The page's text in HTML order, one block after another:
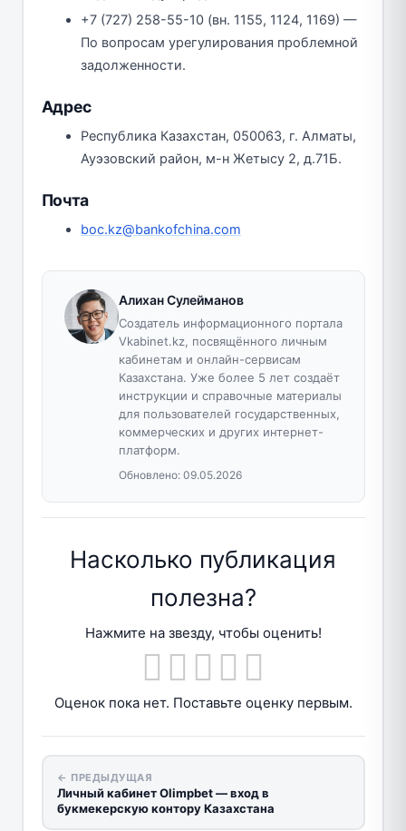
+7 (727) 258-55-10 (вн. 1155, 1124, 1169) —
По вопросам урегулирования проблемной
задолженности.
Адрес
Республика Казахстан, 050063, г. Алматы,
Ауэзовский район, м-н Жетысу 2, д.71Б.
Почта
boc.kz@bankofchina.com
Алихан Сулейманов
Создатель информационного портала
Vkabinet.kz, посвящённого личным
кабинетам и онлайн-сервисам
Казахстана. Уже более 5 лет создаёт
инструкции и справочные материалы
для пользователей государственных,
коммерческих и других интернет-
платформ.
Обновлено: 09.05.2026
Насколько публикация
полезна?
Нажмите на звезду, чтобы оценить!
Оценок пока нет. Поставьте оценку первым.
← ПРЕДЫДУЩАЯ
Личный кабинет Olimpbet — вход в
букмекерскую контору Казахстана